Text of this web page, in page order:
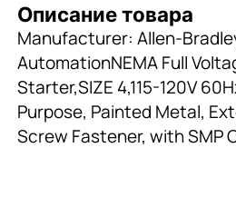
Описание товара
Manufacturer: Allen-
AutomationNEMA Full
Starter,SIZE 4,115-120V
Purpose, Painted Metal,
Screw Fastener, with SMP